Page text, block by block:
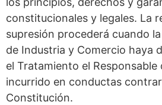
constitucionales y legales. La
supresión procederá cuando
de Industria y Comercio haya
el Tratamiento el Responsable
incurrido en conductas
Constitución.